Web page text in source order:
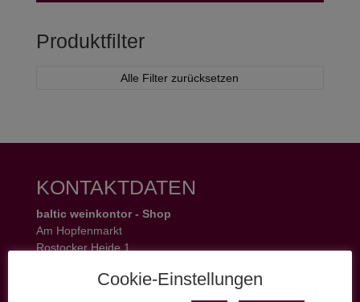
Produktfilter
Alle Filter zurücksetzen
KONTAKTDATEN
baltic weinkontor - Shop
Am Hopfenmarkt
Rostocker Heide 1
Tel.: 0381 37 50 77 22Cookie-Einstellungen